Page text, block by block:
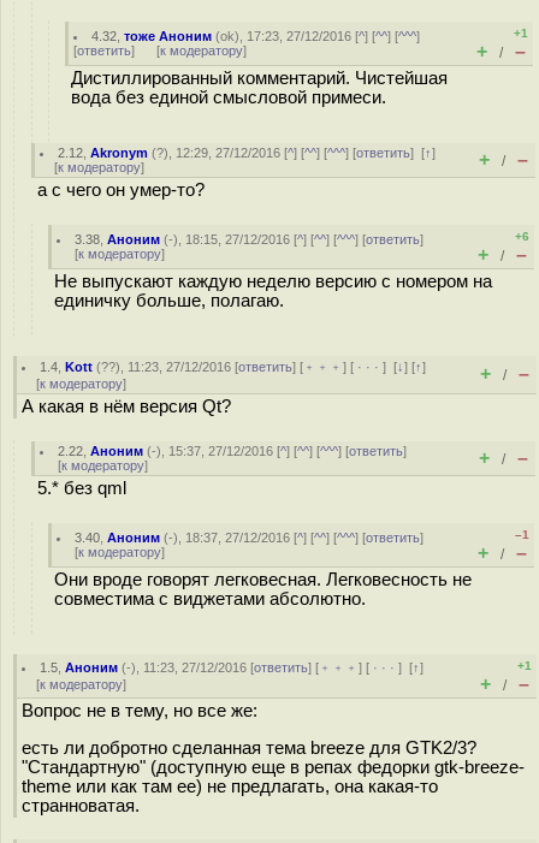
4.32 ,тоже Аноним (ok), 17:23, 27/12/2016 [^] [^^] [^^^]
[ответить] [к модератору]
+1
+ / –
Дистиллированный комментарий. Чистейшая
вода без единой смысловой примеси.
2.12 ,Akronym (?), 12:29, 27/12/2016 [^] [^^] [^^^] [ответить][↑]
[к модератору] + / –
а с чего он умер-то?
3.38 ,Аноним (-), 18:15, 27/12/2016 [^] [^^] [^^^] [ответить]
[к модератору]
+6
+ / –
Не выпускают каждую неделю версию с номером на
единичку больше, полагаю.
1.4 ,Kott (??), 11:23, 27/12/2016 [ответить] [ ﹢﹢﹢] [ · · ·][↓] [↑]
[к модератору] + / –
А какая в нём версия Qt?
2.22 ,Аноним (-), 15:37, 27/12/2016 [^] [^^] [^^^] [ответить]
[к модератору] + / –
5.* без qml
3.40 ,Аноним (-), 18:37, 27/12/2016 [^] [^^] [^^^] [ответить]
[к модератору]
–1
+ / –
Они вроде говорят легковесная. Легковесность не
совместима с виджетами абсолютно.
1.5 ,Аноним (-), 11:23, 27/12/2016 [ответить] [ ﹢﹢﹢] [ · · ·][↑]
[к модератору]
+1
+ / –
Вопрос не в тему, но все же:
есть ли добротно сделанная тема breeze для GTK2/3?
"Стандартную" (доступную еще в репах федорки gtk-breeze-
theme или как там ее) не предлагать, она какая-то
странноватая.